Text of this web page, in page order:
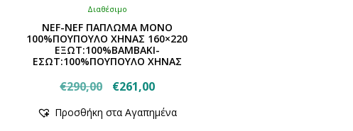
Διαθέσιμο
NEF-NEF ΠΑΠΛΩΜΑ ΜΟΝΟ
100%ΠΟΥΠΟΥΛΟ ΧΗΝΑΣ 160×220
ΕΞΩΤ:100%ΒΑΜΒΑΚΙ-
ΕΣΩΤ:100%ΠΟΥΠΟΥΛΟ ΧΗΝΑΣ
€290,00
Original
was:
€261,00Η
τιμή
Προσθήκη στα Αγαπημένα